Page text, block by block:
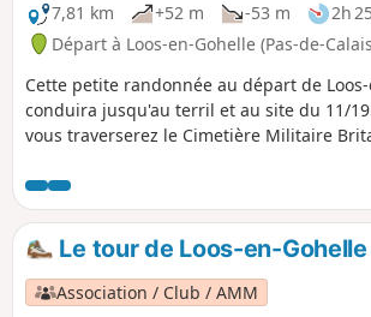
7,81 km
+52 m -53 m 2h 25
Départ à Loos-en-Gohelle (Pas-de-
Cette petite randonnée au départ de
conduira jusqu'au terril et au site du 11/
vous traverserez le Cimetière Militaire
Le tour de Loos-en-Gohelle
Association / Club / AMM